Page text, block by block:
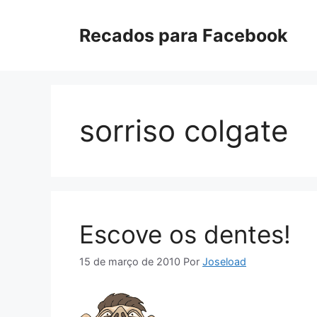
Recados para Facebook
sorriso colgate
Escove os dentes!
15 de março de 2010 Por Joseload